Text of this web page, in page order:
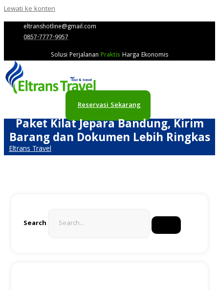
Lewati ke konten
eltranshotline@gmail.com
0857-7777-9957
Solusi Perjalanan Praktis Harga Ekonomis
Reservasi Sekarang
Paket Kilat Jepara Bandung, Kirim
Barang dan Dokumen Lebih Ringkas
Eltrans Travel
Search